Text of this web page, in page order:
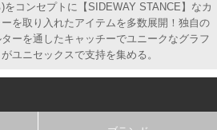
をコンセプトに【SIDEWAY STANCE】なカ
を取り入れたアイテムを多数展開！独自の
ーを通したキャッチーでユニークなグラフ
がユニセックスで支持を集める。